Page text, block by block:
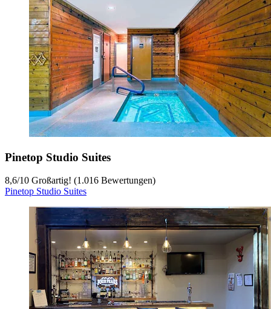
Pinetop Studio Suites
8,6/10 Großartig! (1.016 Bewertungen)
Pinetop Studio Suites